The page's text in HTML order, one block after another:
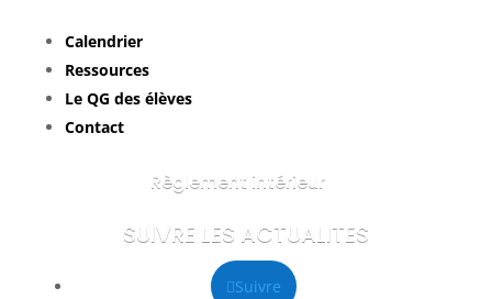
Calendrier
Ressources
Le QG des élèves
Contact
Règlement intérieur
SUIVRE LES ACTUALITES
Suivre